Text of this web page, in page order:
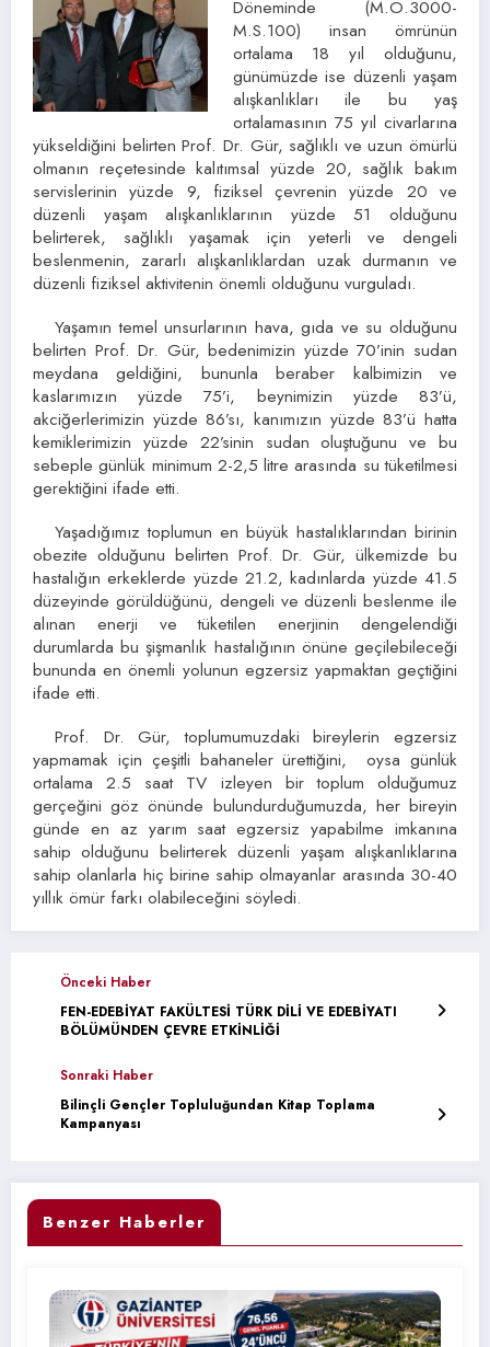
Döneminde (M.Ö.3000-
M.S.100) insan ömrünün
ortalama 18 yıl olduğunu,
günümüzde ise düzenli yaşam
alışkanlıkları ile bu yaş
ortalamasının 75 yıl civarlarına
yükseldiğini belirten Prof. Dr. Gür, sağlıklı ve uzun ömürlü
olmanın reçetesinde kalıtımsal yüzde 20, sağlık bakım
servislerinin yüzde 9, fiziksel çevrenin yüzde 20 ve
düzenli yaşam alışkanlıklarının yüzde 51 olduğunu
belirterek, sağlıklı yaşamak için yeterli ve dengeli
beslenmenin, zararlı alışkanlıklardan uzak durmanın ve
düzenli fiziksel aktivitenin önemli olduğunu vurguladı.
Yaşamın temel unsurlarının hava, gıda ve su olduğunu
belirten Prof. Dr. Gür, bedenimizin yüzde 70’inin sudan
meydana geldiğini, bununla beraber kalbimizin ve
kaslarımızın yüzde 75’i, beynimizin yüzde 83’ü,
akciğerlerimizin yüzde 86’sı, kanımızın yüzde 83’ü hatta
kemiklerimizin yüzde 22’sinin sudan oluştuğunu ve bu
sebeple günlük minimum 2-2,5 litre arasında su tüketilmesi
gerektiğini ifade etti.
Yaşadığımız toplumun en büyük hastalıklarından birinin
obezite olduğunu belirten Prof. Dr. Gür, ülkemizde bu
hastalığın erkeklerde yüzde 21.2, kadınlarda yüzde 41.5
düzeyinde görüldüğünü, dengeli ve düzenli beslenme ile
alınan enerji ve tüketilen enerjinin dengelendiği
durumlarda bu şişmanlık hastalığının önüne geçilebileceği
bununda en önemli yolunun egzersiz yapmaktan geçtiğini
ifade etti.
Prof. Dr. Gür, toplumumuzdaki bireylerin egzersiz
yapmamak için çeşitli bahaneler ürettiğini, oysa günlük
ortalama 2.5 saat TV izleyen bir toplum olduğumuz
gerçeğini göz önünde bulundurduğumuzda, her bireyin
günde en az yarım saat egzersiz yapabilme imkanına
sahip olduğunu belirterek düzenli yaşam alışkanlıklarına
sahip olanlarla hiç birine sahip olmayanlar arasında 30-40
yıllık ömür farkı olabileceğini söyledi.
Önceki Haber
FEN-EDEBİYAT FAKÜLTESİ TÜRK DİLİ VE EDEBİYATI
BÖLÜMÜNDEN ÇEVRE ETKİNLİĞİ
Sonraki Haber
Bilinçli Gençler Topluluğundan Kitap Toplama
Kampanyası
Benzer Haberler